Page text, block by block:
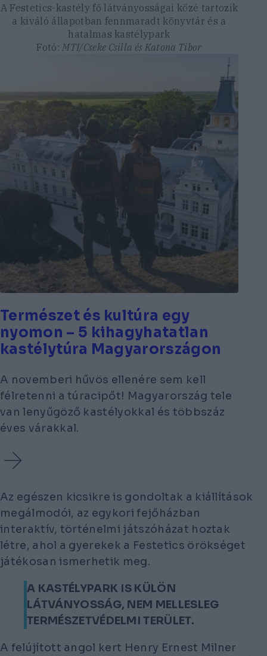
A Festetics-kastély fő látványosságai közé tartozik
a kiváló állapotban fennmaradt könyvtár és a
hatalmas kastélypark
Fotó: MTI/Cseke Csilla és Katona Tibor
Természet és kultúra egy
nyomon – 5 kihagyhatatlan
kastélytúra Magyarországon
A novemberi hűvös ellenére sem kell
félretenni a túracipőt! Magyarország tele
van lenyűgöző kastélyokkal és többszáz
éves várakkal.
Az egészen kicsikre is gondoltak a kiállítások
megálmodói, az egykori fejőházban
interaktív, történelmi játszóházat hoztak
létre, ahol a gyerekek a Festetics örökséget
játékosan ismerhetik meg.
A KASTÉLYPARK IS KÜLÖN
LÁTVÁNYOSSÁG, NEM MELLESLEG
TERMÉSZETVÉDELMI TERÜLET.
A felújított angol kert Henry Ernest Milner